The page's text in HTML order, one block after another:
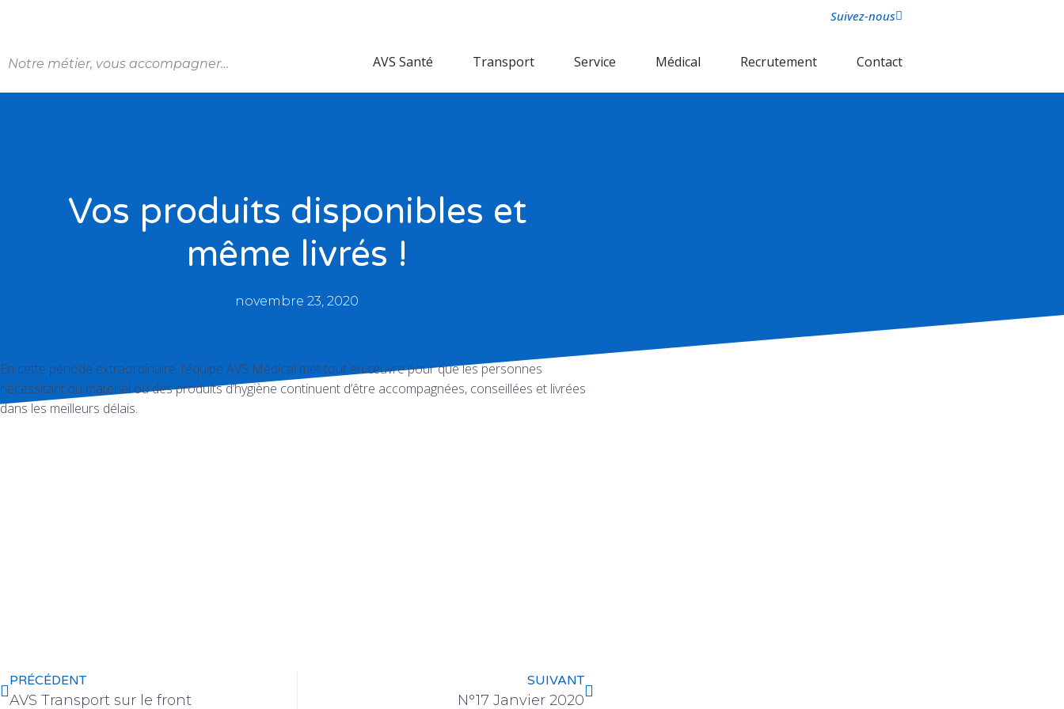
Notre métier, vous accompagner…
Suivez-nous
AVS Santé Transport Service Médical Recrutement Contact
Vos produits disponibles et
même livrés !
novembre 23, 2020
En cette période extraordinaire, l’équipe AVS Médical met tout en œuvre pour que les personnes
nécessitant du matériel ou des produits d’hygiène continuent d’être accompagnées, conseillées et livrées
dans les meilleurs délais.
PRÉCÉDENT
AVS Transport sur le front
SUIVANT
N°17 Janvier 2020